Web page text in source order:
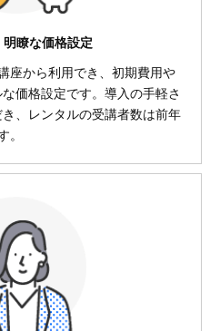
瞭な価格設定
座から利用でき、初期費用や
価格設定です。導入の手軽さ
、レンタルの受講者数は前年